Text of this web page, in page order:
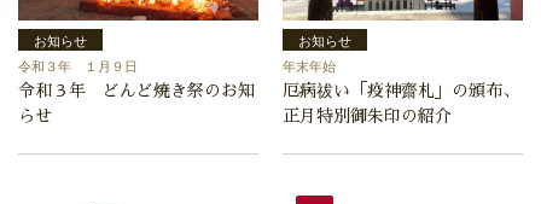
お知らせ
令和３年 １月９日
令和３年 どんど焼き祭のお知
らせ
お知らせ
年末年始
厄病祓い「疫神齋札」の頒布、
正月特別御朱印の紹介